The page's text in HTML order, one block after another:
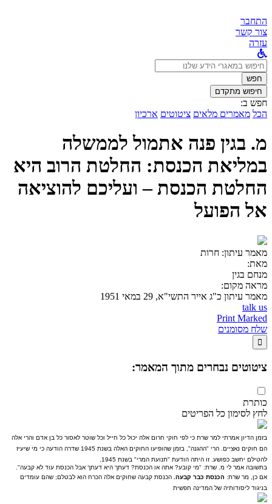
התחבר
צור קשר
עזרה
לחפש
ב:חפש
חיפוש מתקדם
חפש ב:
הכל מאמרים מלאים ציטוטים ארכיון
מ. בגין פנה אתמול לממשלה
במליאת הכנסת: החלטת הרוב היא
החלטת הכנסת – ועליכם להוציאה
אל הפועל
מאמר עיתון: חרות
מאת:
מנחם בגין
מראה מקום:
מאמר עיתון כ"ג אייר התשי"א, 29 במאי 1951
talk us
Print Marked
שלח מסומנים

ציטוטים נבחרים מתוך המאמר:
כותרת
לחץ לסימון כל הפריטים
בזמן הדיון אמרתי למר שרת כי לפי חוקי חרום אלה יכול כל חייל וכל שוטר לאסור כל בן אדם והרי אלה
הם חוקים נאציים. הרי "ההגנה", בזמן שהופיעו החוקים האלה בשנת 1945 שדרה הודעה כי מי שיעיז
להטילם יחשב כפושע. זו היתה הודעת "תנועת המרי" בשנת 1945.
בתשובה אמר לי מ. שרת: "מי קובע? אתה או הכנסת? דעתך היא דעתך אבל הכנסת עוד לא קבעה".
אם כן, מר שרת: הכנסת כבר קבעה. הכנסת קבעה שחוקים אלה הכרח הוא לבטלם; שהם עומדים
בניגוד ליסודותיה של המדינה חפשית